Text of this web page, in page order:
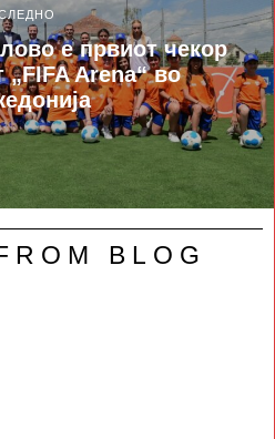
е првиот чекор
„FIFA Arena“ во
BLOG